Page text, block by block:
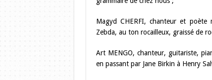
Magyd CHERFI, chanteur et
Zebda, au ton rocailleux, graissé de
Art MENGO, chanteur, guitariste,
en passant par Jane Birkin à Henry